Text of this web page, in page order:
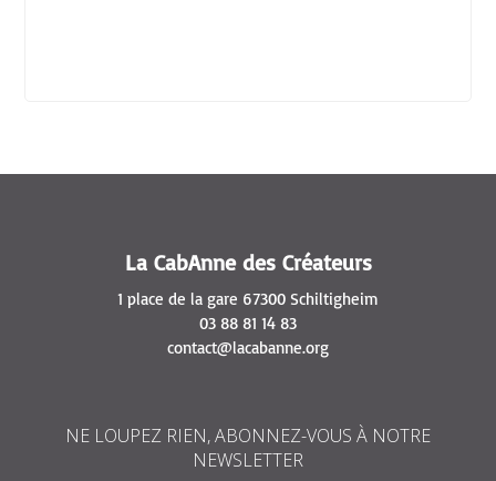
La CabAnne des Créateurs
1 place de la gare 67300 Schiltigheim
03 88 81 14 83
contact@lacabanne.org
NE LOUPEZ RIEN, ABONNEZ-VOUS À NOTRE
NEWSLETTER